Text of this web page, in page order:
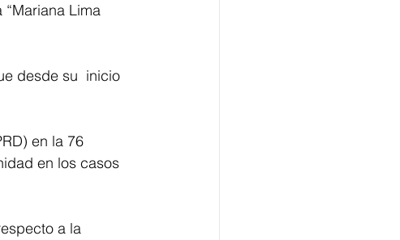
Lima
desde su  inicio
en la 76
en los casos
a la